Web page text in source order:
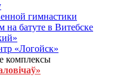
гимнастики
батуте в Витебске
«Логойск»
комплексы